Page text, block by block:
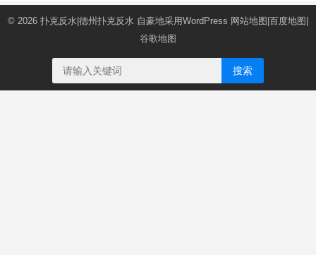
© 2026 扑克反水|德州扑克反水 自豪地采用WordPress 网站地图 百度地图
谷歌地图
搜索